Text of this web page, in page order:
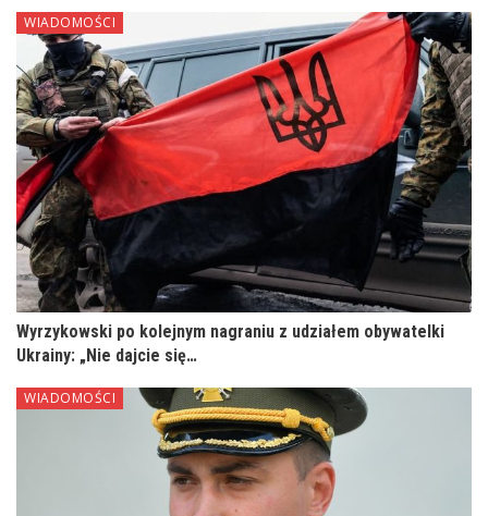
WIADOMOŚCI
Wyrzykowski po kolejnym nagraniu z udziałem obywatelki
Ukrainy: „Nie dajcie się…
WIADOMOŚCI